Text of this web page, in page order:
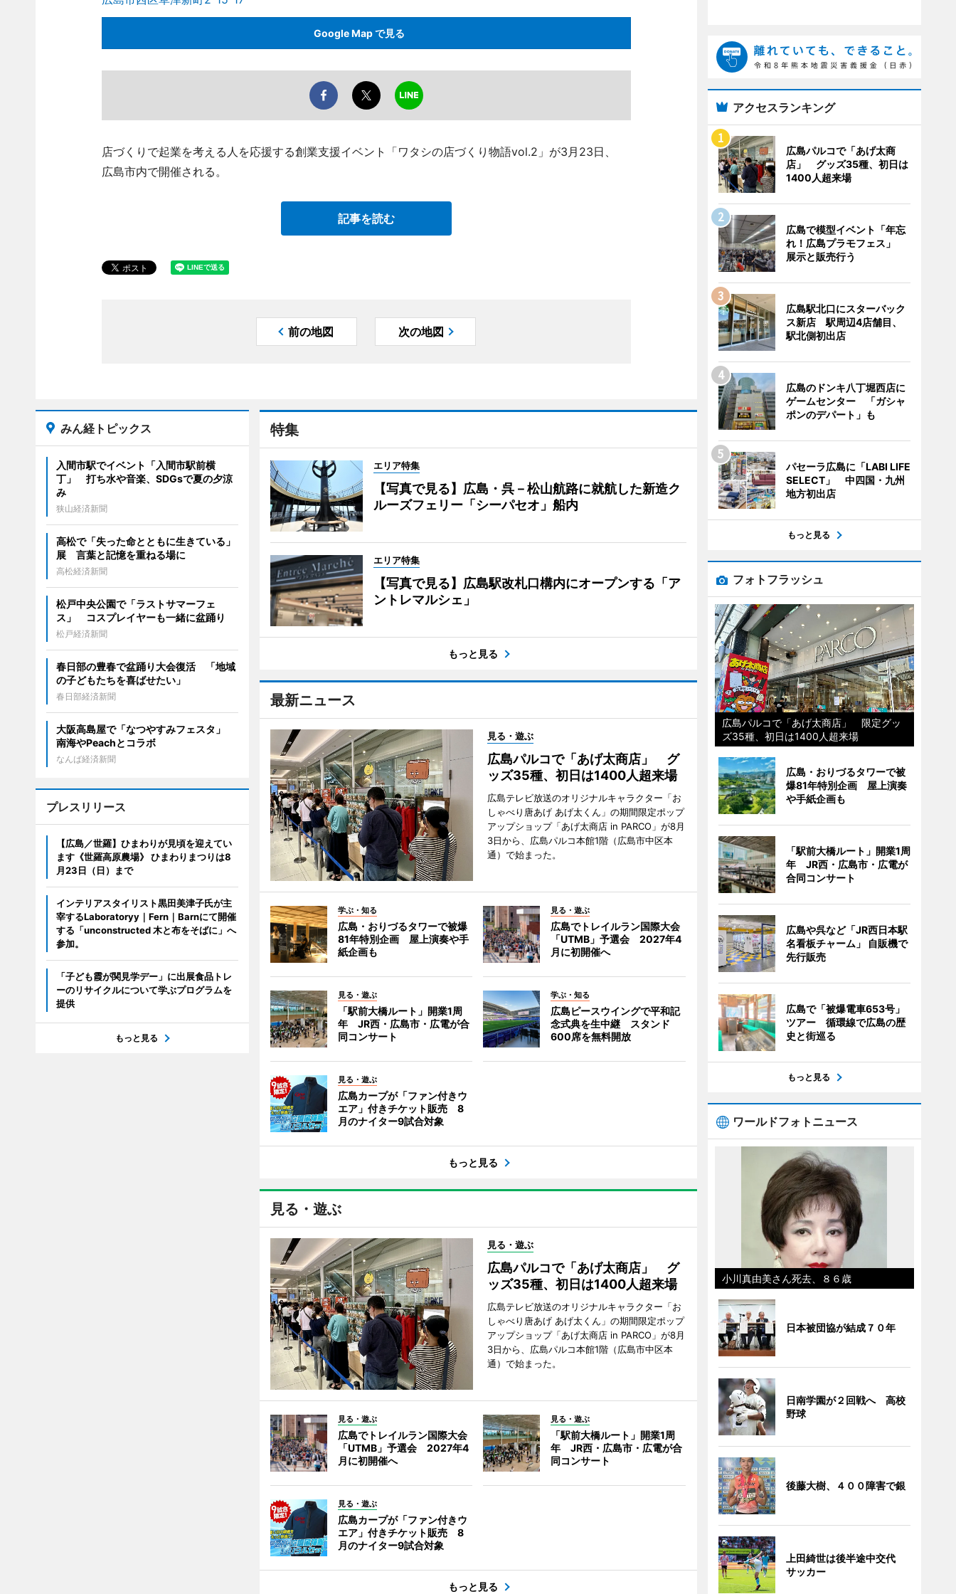
Google Map で見る
店づくりで起業を考える人を応援する創業支援イベント「ワタシの店づくり物語vol.2」が3月23日、
広島市内で開催される。
記事を読む
前の地図 次の地図
特集
エリア特集
【写真で見る】広島・呉－松山航路に就航した新造ク
ルーズフェリー「シーパセオ」船内
エリア特集
【写真で見る】広島駅改札口構内にオープンする「ア
ントレマルシェ」
もっと見る
最新ニュース
見る・遊ぶ
広島パルコで「あげ太商店」 グ
ッズ35種、初日は1400人超来場
広島テレビ放送のオリジナルキャラクター「お
しゃべり唐あげ あげ太くん」の期間限定ポップ
アップショップ「あげ太商店 in PARCO」が8月
3日から、広島パルコ本館1階（広島市中区本
通）で始まった。
学ぶ・知る
広島・おりづるタワーで被爆
81年特別企画 屋上演奏や手
紙企画も
見る・遊ぶ
広島でトレイルラン国際大会
「UTMB」予選会 2027年4
月に初開催へ
見る・遊ぶ
「駅前大橋ルート」開業1周
年 JR西・広島市・広電が合
同コンサート
学ぶ・知る
広島ピースウイングで平和記
念式典を生中継 スタンド
600席を無料開放
見る・遊ぶ
広島カープが「ファン付きウ
エア」付きチケット販売 8
月のナイター9試合対象
もっと見る
見る・遊ぶ
見る・遊ぶ
広島パルコで「あげ太商店」 グ
ッズ35種、初日は1400人超来場
広島テレビ放送のオリジナルキャラクター「お
しゃべり唐あげ あげ太くん」の期間限定ポップ
アップショップ「あげ太商店 in PARCO」が8月
3日から、広島パルコ本館1階（広島市中区本
通）で始まった。
見る・遊ぶ
広島でトレイルラン国際大会
「UTMB」予選会 2027年4
月に初開催へ
見る・遊ぶ
「駅前大橋ルート」開業1周
年 JR西・広島市・広電が合
同コンサート
見る・遊ぶ
広島カープが「ファン付きウ
エア」付きチケット販売 8
月のナイター9試合対象
もっと見る
みん経トピックス
入間市駅でイベント「入間市駅前横
丁」 打ち水や音楽、SDGsで夏の夕涼
み
狭山経済新聞
高松で「失った命とともに生きている」
展 言葉と記憶を重ねる場に
高松経済新聞
松戸中央公園で「ラストサマーフェ
ス」 コスプレイヤーも一緒に盆踊り
松戸経済新聞
春日部の豊春で盆踊り大会復活 「地域
の子どもたちを喜ばせたい」
春日部経済新聞
大阪高島屋で「なつやすみフェスタ」
南海やPeachとコラボ
なんば経済新聞
プレスリリース
【広島／世羅】ひまわりが見頃を迎えてい
ます《世羅高原農場》 ひまわりまつりは8
月23日（日）まで
インテリアスタイリスト黒田美津子氏が主
宰するLaboratoryy｜Fern｜Barnにて開催
する「unconstructed 木と布をそばに」へ
参加。
「子ども霞が関見学デー」に出展食品トレ
ーのリサイクルについて学ぶプログラムを
提供
もっと見る
アクセスランキング
広島パルコで「あげ太商
店」 グッズ35種、初日は
1400人超来場
広島で模型イベント「年忘
れ！広島プラモフェス」
展示と販売行う
広島駅北口にスターバック
ス新店 駅周辺4店舗目、
駅北側初出店
広島のドンキ八丁堀西店に
ゲームセンター 「ガシャ
ポンのデパート」も
パセーラ広島に「LABI LIFE
SELECT」 中四国・九州
地方初出店
もっと見る
フォトフラッシュ
広島パルコで「あげ太商店」 限定グッ
ズ35種、初日は1400人超来場
広島・おりづるタワーで被
爆81年特別企画 屋上演奏
や手紙企画も
「駅前大橋ルート」開業1周
年 JR西・広島市・広電が
合同コンサート
広島や呉など「JR西日本駅
名看板チャーム」 自販機で
先行販売
広島で「被爆電車653号」
ツアー 循環線で広島の歴
史と街巡る
もっと見る
ワールドフォトニュース
小川真由美さん死去、８６歳
日本被団協が結成７０年
日南学園が２回戦へ 高校
野球
後藤大樹、４００障害で銀
上田綺世は後半途中交代
サッカー